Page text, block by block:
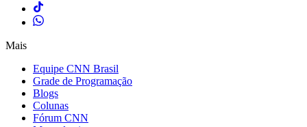
Mais
Equipe CNN Brasil
Grade de Programação
Blogs
Colunas
Fórum CNN